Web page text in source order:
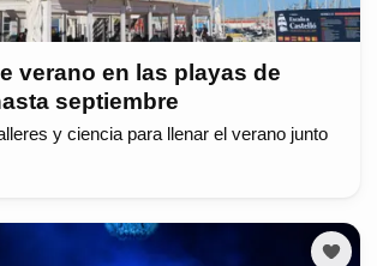
verano en las playas de
septiembre
y ciencia para llenar el verano junto